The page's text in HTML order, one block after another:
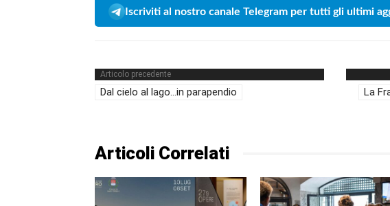
Iscriviti al nostro canale Telegram per tutti gli ultimi
Articolo precedente
Dal cielo al lago…in parapendio
La
Articoli Correlati